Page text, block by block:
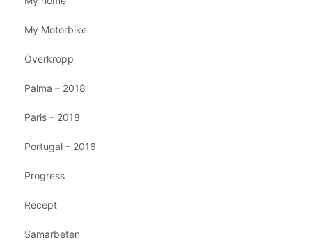
My Motorbike
Överkropp
Palma – 2018
Paris – 2018
Portugal – 2016
Progress
Recept
Samarbeten